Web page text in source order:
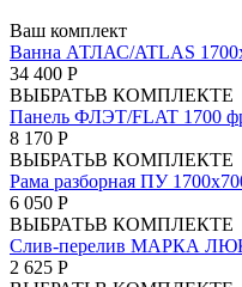
Ваш комплект
Ванна АТЛАС/ATLAS
34 400 Р
ВЫБРАТЬВ КОМПЛЕКТЕ
Панель ФЛЭТ/FLAT 1700
8 170 Р
ВЫБРАТЬВ КОМПЛЕКТЕ
Рама разборная ПУ
6 050 Р
ВЫБРАТЬВ КОМПЛЕКТЕ
Слив-перелив МАРКА
2 625 Р